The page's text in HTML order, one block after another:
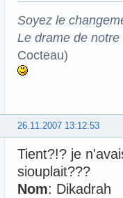
Soyez le
Le drame de
Cocteau)
26.11.2007 13:12:53
Tient?!? je
siouplait???
Nom: Dikadrah